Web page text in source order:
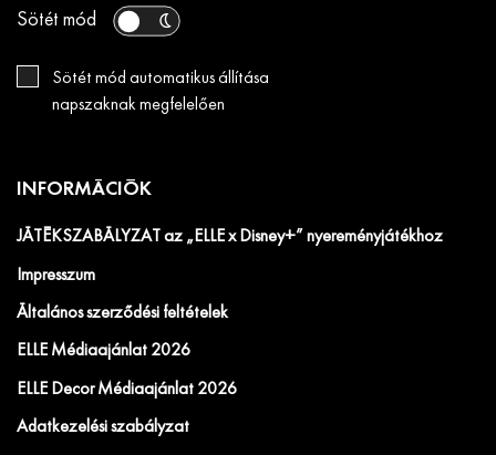
Sötét mód
Sötét mód automatikus állítása
napszaknak megfelelően
INFORMÁCIÓK
JÁTÉKSZABÁLYZAT az „ELLE x Disney+” nyereményjátékhoz
Impresszum
Általános szerződési feltételek
ELLE Médiaajánlat 2026
ELLE Decor Médiaajánlat 2026
Adatkezelési szabályzat